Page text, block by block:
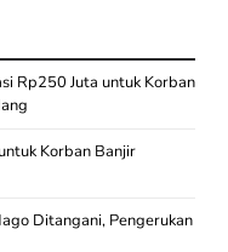
Rp250 Juta untuk Korban
Korban Banjir
Ditangani, Pengerukan